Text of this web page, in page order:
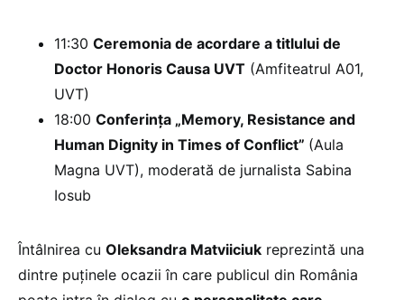
11:30 Ceremonia de acordare a titlului de
Doctor Honoris Causa UVT (Amfiteatrul A01,
UVT)
18:00 Conferința „Memory, Resistance and
Human Dignity in Times of Conflict” (Aula
Magna UVT), moderată de jurnalista Sabina
Iosub
Întâlnirea cu Oleksandra Matviiciuk reprezintă una
dintre puținele ocazii în care publicul din România